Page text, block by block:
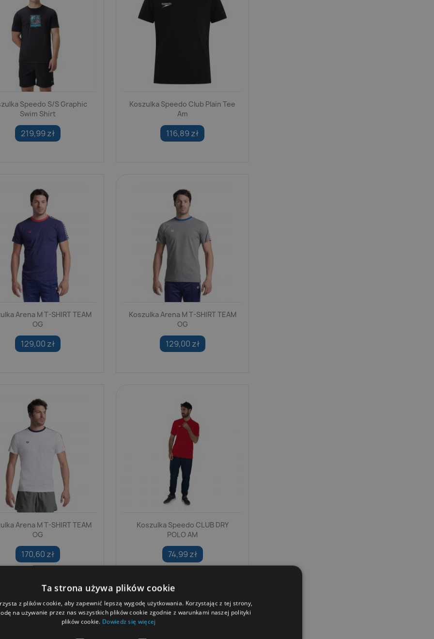
Speedo S/S Graphic
Swim Shirt
219,99 zł
Koszulka Speedo Club Plain Tee
Am
116,89 zł
Arena M T-SHIRT TEAM
OG
129,00 zł
Koszulka Arena M T-SHIRT TEAM
OG
129,00 zł
Arena M T-SHIRT TEAM
OG
170,60 zł
Koszulka Speedo CLUB DRY
POLO AM
74,99 zł
Ta strona używa plików cookie
z plików cookie, aby zapewnić lepszą wygodę użytkowania. Korzystając z tej strony,
na używanie przez nas wszystkich plików cookie zgodnie z warunkami naszej polityki
plików cookie. Dowiedz się więcej